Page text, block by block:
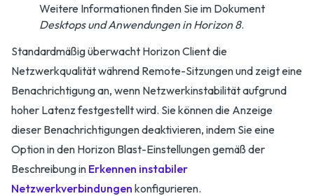
Weitere Informationen finden Sie im Dokument
Desktops und Anwendungen in Horizon 8.
Standardmäßig überwacht Horizon Client die
Netzwerkqualität während Remote-Sitzungen und zeigt eine
Benachrichtigung an, wenn Netzwerkinstabilität aufgrund
hoher Latenz festgestellt wird. Sie können die Anzeige
dieser Benachrichtigungen deaktivieren, indem Sie eine
Option in den Horizon Blast-Einstellungen gemäß der
Beschreibung in Erkennen instabiler
Netzwerkverbindungen konfigurieren.